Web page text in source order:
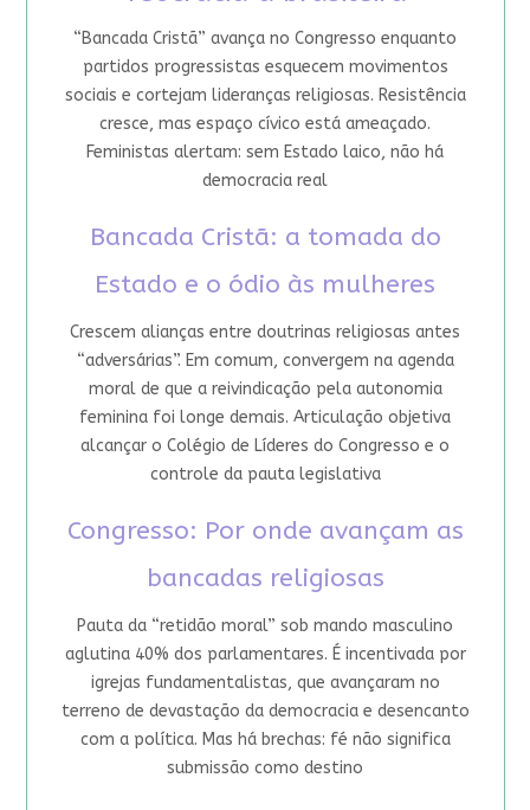
“Bancada Cristã” avança no Congresso enquanto
partidos progressistas esquecem movimentos
sociais e cortejam lideranças religiosas. Resistência
cresce, mas espaço cívico está ameaçado.
Feministas alertam: sem Estado laico, não há
democracia real
Bancada Cristã: a tomada do
Estado e o ódio às mulheres
Crescem alianças entre doutrinas religiosas antes
“adversárias”. Em comum, convergem na agenda
moral de que a reivindicação pela autonomia
feminina foi longe demais. Articulação objetiva
alcançar o Colégio de Líderes do Congresso e o
controle da pauta legislativa
Congresso: Por onde avançam as
bancadas religiosas
Pauta da “retidão moral” sob mando masculino
aglutina 40% dos parlamentares. É incentivada por
igrejas fundamentalistas, que avançaram no
terreno de devastação da democracia e desencanto
com a política. Mas há brechas: fé não significa
submissão como destino